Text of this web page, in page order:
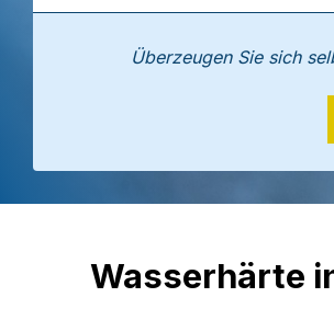
Überzeugen Sie sich
Wasserhärte